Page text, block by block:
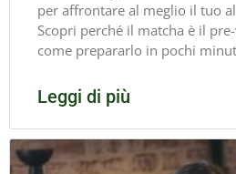
per affrontare al meglio il tuo
Scopri perché il matcha è il
come prepararlo in pochi
Leggi di più